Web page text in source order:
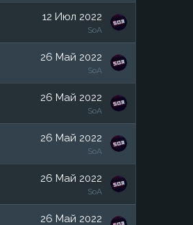
12 Июл 2022
SoA
26 Май 2022
SoA
26 Май 2022
SoA
26 Май 2022
SoA
26 Май 2022
SoA
26 Май 2022